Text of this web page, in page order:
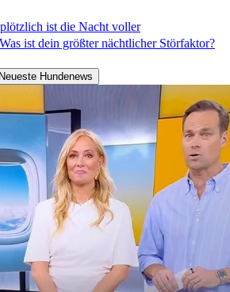
ist die Nacht voller
ist dein größter nächtlicher Störfaktor?
Neueste Hundenews